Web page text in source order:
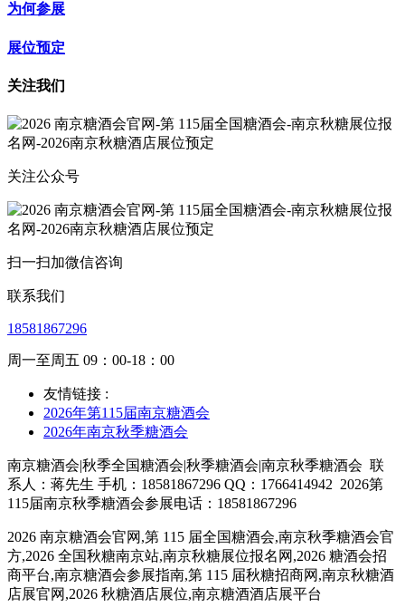
为何参展
展位预定
关注我们
关注公众号
扫一扫加微信咨询
联系我们
18581867296
周一至周五 09：00-18：00
友情链接 :
2026年第115届南京糖酒会
2026年南京秋季糖酒会
南京糖酒会|秋季全国糖酒会|秋季糖酒会|南京秋季糖酒会 联
系人：蒋先生 手机：18581867296 QQ：1766414942 2026第
115届南京秋季糖酒会参展电话：18581867296
2026 南京糖酒会官网,第 115 届全国糖酒会,南京秋季糖酒会官
方,2026 全国秋糖南京站,南京秋糖展位报名网,2026 糖酒会招
商平台,南京糖酒会参展指南,第 115 届秋糖招商网,南京秋糖酒
店展官网,2026 秋糖酒店展位,南京糖酒酒店展平台